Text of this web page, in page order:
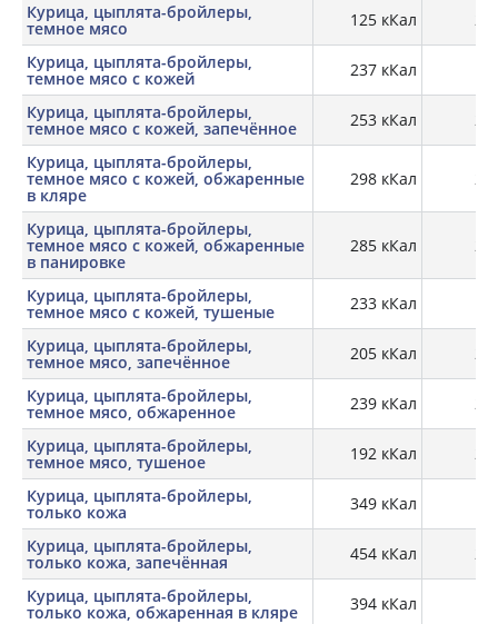
Курица, цыплята-бройлеры,
темное мясо 125 кКал
Курица, цыплята-бройлеры,
темное мясо с кожей 237 кКал
Курица, цыплята-бройлеры,
темное мясо с кожей, запечённое 253 кКал
Курица, цыплята-бройлеры,
темное мясо с кожей, обжаренные
в кляре
298 кКал
Курица, цыплята-бройлеры,
темное мясо с кожей, обжаренные
в панировке
285 кКал
Курица, цыплята-бройлеры,
темное мясо с кожей, тушеные 233 кКал
Курица, цыплята-бройлеры,
темное мясо, запечённое 205 кКал
Курица, цыплята-бройлеры,
темное мясо, обжаренное 239 кКал
Курица, цыплята-бройлеры,
темное мясо, тушеное 192 кКал
Курица, цыплята-бройлеры,
только кожа 349 кКал
Курица, цыплята-бройлеры,
только кожа, запечённая 454 кКал
Курица, цыплята-бройлеры,
только кожа, обжаренная в кляре 394 кКал